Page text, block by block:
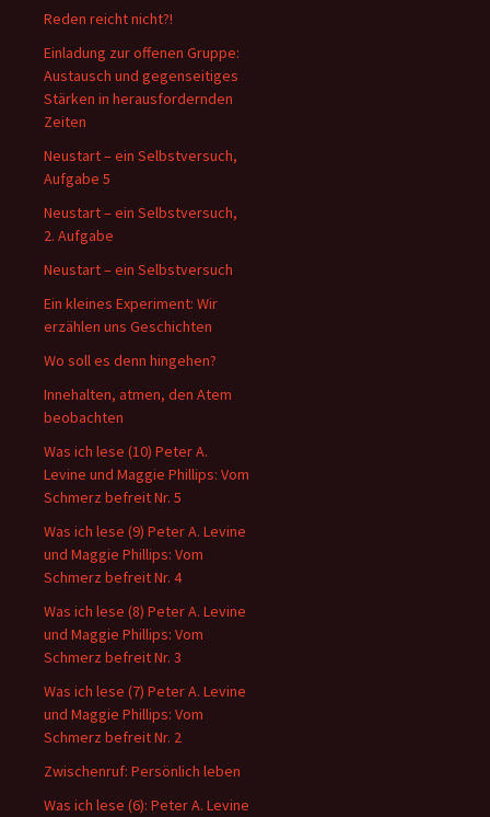
Reden reicht nicht?!
Einladung zur offenen Gruppe:
Austausch und gegenseitiges
Stärken in herausfordernden
Zeiten
Neustart – ein Selbstversuch,
Aufgabe 5
Neustart – ein Selbstversuch,
2. Aufgabe
Neustart – ein Selbstversuch
Ein kleines Experiment: Wir
erzählen uns Geschichten
Wo soll es denn hingehen?
Innehalten, atmen, den Atem
beobachten
Was ich lese (10) Peter A.
Levine und Maggie Phillips: Vom
Schmerz befreit Nr. 5
Was ich lese (9) Peter A. Levine
und Maggie Phillips: Vom
Schmerz befreit Nr. 4
Was ich lese (8) Peter A. Levine
und Maggie Phillips: Vom
Schmerz befreit Nr. 3
Was ich lese (7) Peter A. Levine
und Maggie Phillips: Vom
Schmerz befreit Nr. 2
Zwischenruf: Persönlich leben
Was ich lese (6): Peter A. Levine